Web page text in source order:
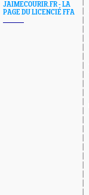
JAIMECOURIR.FR - LA
PAGE DU LICENCIÉ FFA